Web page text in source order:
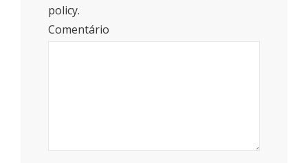
policy.
Comentário